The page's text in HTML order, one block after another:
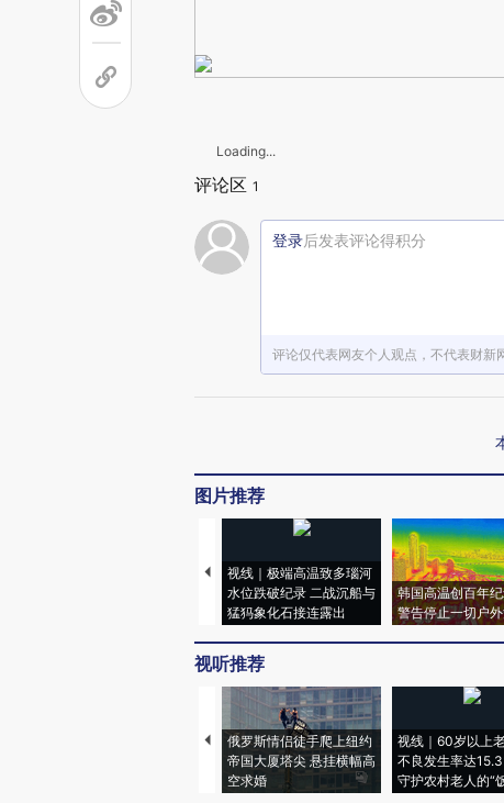
Loading...
评论区 1
登录后发表评论得积分
评论仅代表网友个人观点，不代表财新
图片推荐
视线｜极端高温致多瑙河
水位跌破纪录 二战沉船与
猛犸象化石接连露出
韩国高温创百年
警告停止一切户
视听推荐
俄罗斯情侣徒手爬上纽约
帝国大厦塔尖 悬挂横幅高
空求婚
视线｜60岁以上
不良发生率达
守护农村老人的“